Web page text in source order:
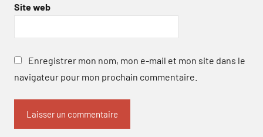
Site web
Enregistrer mon nom, mon e-mail et mon site dans le
navigateur pour mon prochain commentaire.